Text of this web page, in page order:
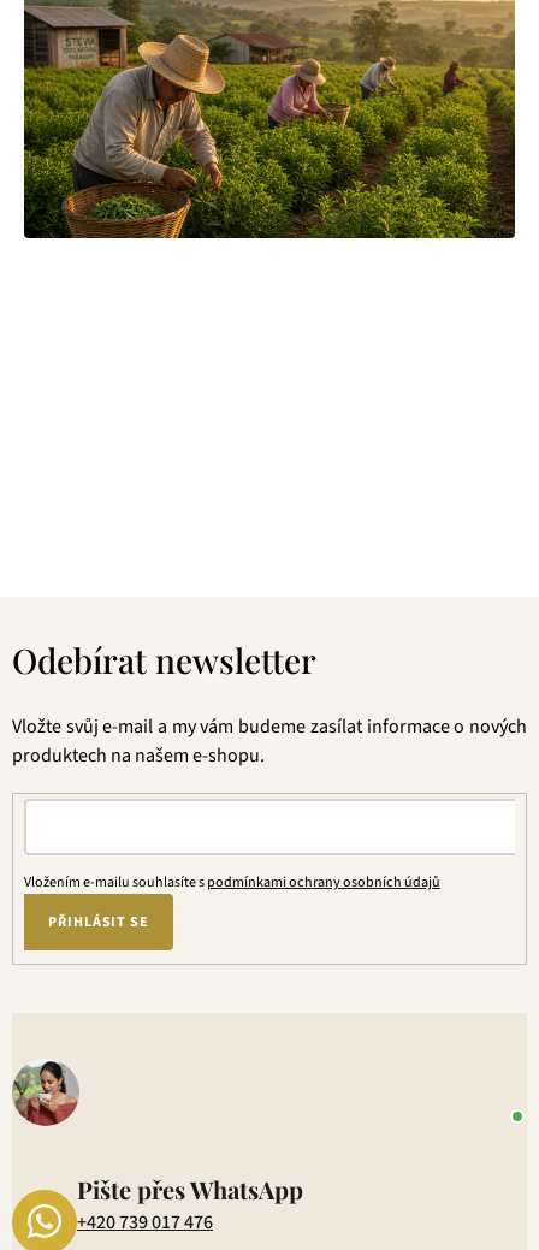
Odebírat newsletter
Vložte svůj e-mail a my vám budeme zasílat informace o nových
produktech na našem e-shopu.
Vložením e-mailu souhlasíte spodmínkami ochrany osobních údajů
PŘIHLÁSIT SE
Pište přes WhatsApp
+420 739 017 476